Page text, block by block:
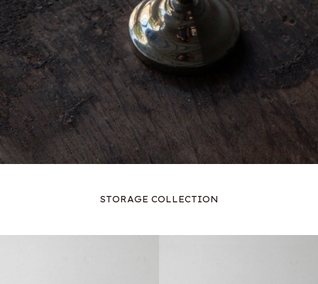
STORAGE COLLECTION